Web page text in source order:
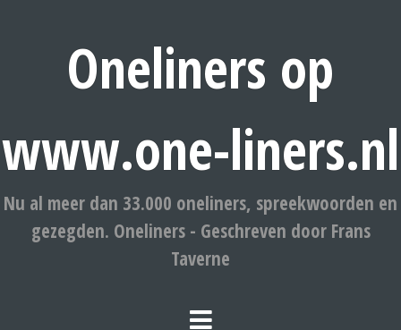
Oneliners op
www.one-liners.nl
Nu al meer dan 33.000 oneliners, spreekwoorden en
gezegden. Oneliners - Geschreven door Frans
Taverne